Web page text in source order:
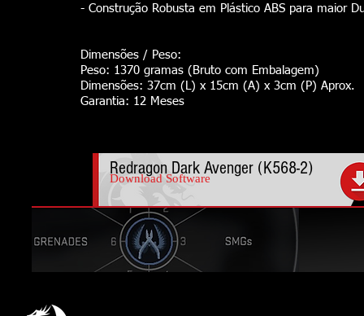
​- Construção Robusta em Plástico ABS para maior
Dimensões / Peso:
Peso: 1370 gramas (Bruto com Embalagem)
Dimensões: 37cm (L) x 15cm (A) x 3cm (P) Aprox.
Garantia: 12 Meses
Download Software
Redragon Dark Avenger (K568-2)